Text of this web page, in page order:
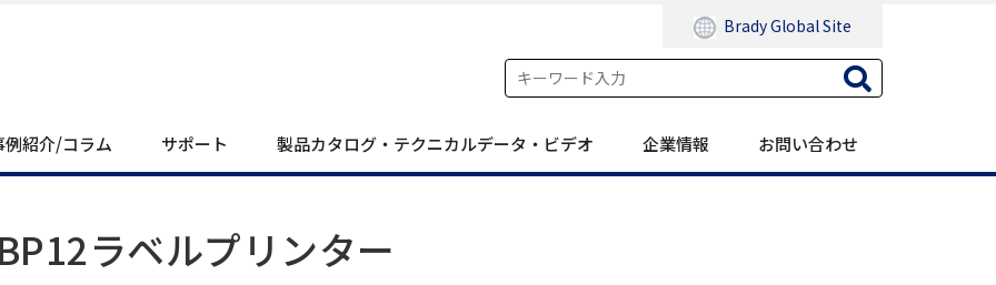
Brady Global Site
例紹介/コラム サポート 製品カタログ・テクニカルデータ・ビデオ 企業情報 お問い合わせ
ラベルプリンター